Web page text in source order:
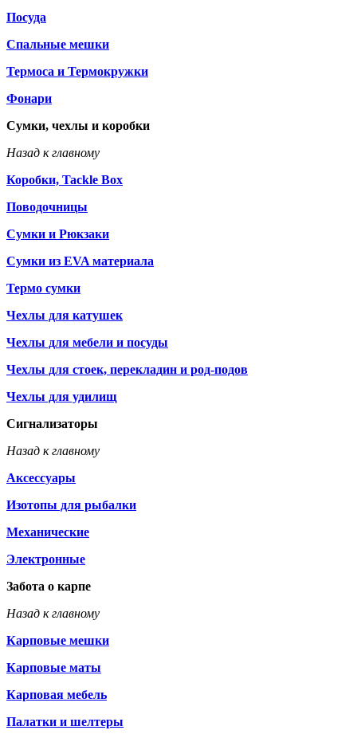
Посуда
Спальные мешки
Термоса и Термокружки
Фонари
Сумки, чехлы и коробки
Назад к главному
Коробки, Tackle Box
Поводочницы
Сумки и Рюкзаки
Сумки из EVA материала
Термо сумки
Чехлы для катушек
Чехлы для мебели и посуды
Чехлы для стоек, перекладин и род-подов
Чехлы для удилищ
Сигнализаторы
Назад к главному
Аксессуары
Изотопы для рыбалки
Механические
Электронные
Забота о карпе
Назад к главному
Карповые мешки
Карповые маты
Карповая мебель
Палатки и шелтеры